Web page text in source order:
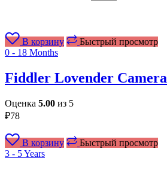
В корзину
Быстрый просмотр
0 - 18 Months
Fiddler Lovender Camera
Оценка 5.00 из 5
₽78
В корзину
Быстрый просмотр
3 - 5 Years